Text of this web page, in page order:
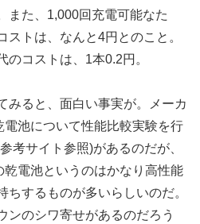
また、1,000回充電可能なた
トは、なんと4円とのこと。
のコストは、1本0.2円。
みると、面白い事実が。メーカ
池について性能比較実験を行
考サイト参照)があるのだが、
電池というのはかなり高性能
ちするものが多いらしいのだ。
ンのシワ寄せがあるのだろう